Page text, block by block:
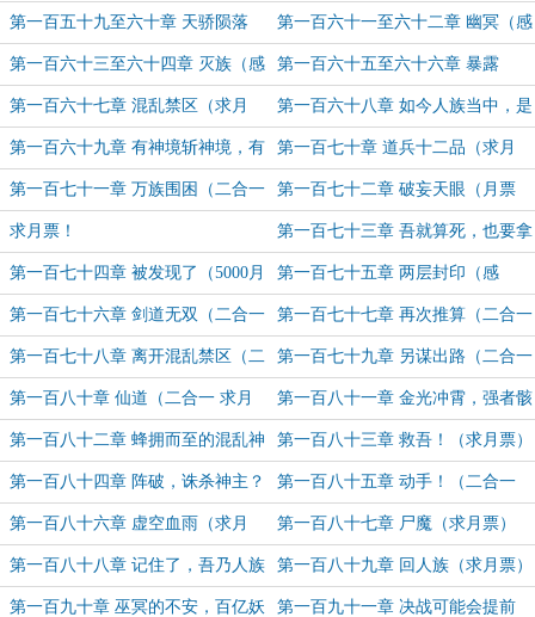
（二合一 求月票） （二合一 求月票）
第一百五十九至六十章 天骄陨落
（二合一 求月票）
第一百六十一至六十二章 幽冥（感
谢‘奥利给’盟主打赏 二合一）
第一百六十三至六十四章 灭族（感
谢‘与天’盟主打赏 二合一）
第一百六十五至六十六章 暴露
（1000月票以及2000月票加更 二合
一）
第一百六十七章 混乱禁区（求月
票）
第一百六十八章 如今人族当中，是
谁坐镇皇庭？（求月票）
第一百六十九章 有神境斩神境，有
神王诛神王（求月票）
第一百七十章 道兵十二品（求月
票）
第一百七十一章 万族围困（二合一
求月票）
第一百七十二章 破妄天眼（月票
3000以及月票4000加更 求月票）
求月票！ 第一百七十三章 吾就算死，也要拿
你陪葬（二合一 求月票）
第一百七十四章 被发现了（5000月
票以及6000月票加更 二合一）
第一百七十五章 两层封印（感
谢“白驹易逝”盟主打赏 7000月票加
更）
第一百七十六章 剑道无双（二合一
求月票）
第一百七十七章 再次推算（二合一
求月票）
第一百七十八章 离开混乱禁区（二
合一 求月票）
第一百七十九章 另谋出路（二合一
求月票）
第一百八十章 仙道（二合一 求月
票）
第一百八十一章 金光冲霄，强者骸
骨（二合一 求月票）
第一百八十二章 蜂拥而至的混乱神
灵（二合一 求月票）
第一百八十三章 救吾！（求月票）
第一百八十四章 阵破，诛杀神主？
（二合一 求月票）
第一百八十五章 动手！（二合一
求月票）
第一百八十六章 虚空血雨（求月
票）
第一百八十七章 尸魔（求月票）
第一百八十八章 记住了，吾乃人族
沈长青（求月票）
第一百八十九章 回人族（求月票）
第一百九十章 巫冥的不安，百亿妖 第一百九十一章 决战可能会提前